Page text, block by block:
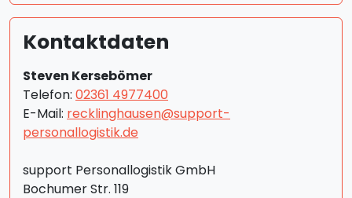
Kontaktdaten
Steven Kersebömer
Telefon: 02361 4977400
E-Mail: recklinghausen@support-
personallogistik.de
support Personallogistik GmbH
Bochumer Str. 119